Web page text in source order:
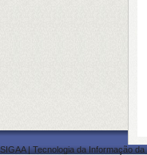
SIGAA | Tecnologia da Informação